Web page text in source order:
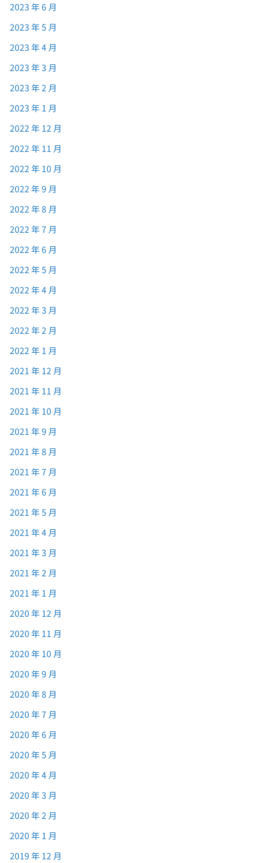
2023 年 6 月
2023 年 5 月
2023 年 4 月
2023 年 3 月
2023 年 2 月
2023 年 1 月
2022 年 12 月
2022 年 11 月
2022 年 10 月
2022 年 9 月
2022 年 8 月
2022 年 7 月
2022 年 6 月
2022 年 5 月
2022 年 4 月
2022 年 3 月
2022 年 2 月
2022 年 1 月
2021 年 12 月
2021 年 11 月
2021 年 10 月
2021 年 9 月
2021 年 8 月
2021 年 7 月
2021 年 6 月
2021 年 5 月
2021 年 4 月
2021 年 3 月
2021 年 2 月
2021 年 1 月
2020 年 12 月
2020 年 11 月
2020 年 10 月
2020 年 9 月
2020 年 8 月
2020 年 7 月
2020 年 6 月
2020 年 5 月
2020 年 4 月
2020 年 3 月
2020 年 2 月
2020 年 1 月
2019 年 12 月